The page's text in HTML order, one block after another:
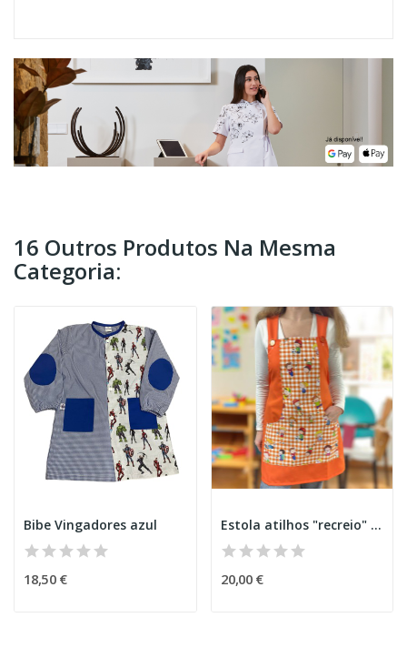
16 Outros Produtos Na Mesma
Categoria:
Bibe Vingadores azul
18,50 €
Estola atilhos "recreio" laranja
20,00 €